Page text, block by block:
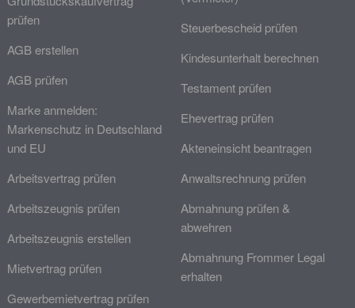
prüfen
AGB erstellen
AGB prüfen
Marke anmelden:
Markenschutz in Deutschland
und EU
Arbeitsvertrag prüfen
Arbeitszeugnis prüfen
Arbeitszeugnis erstellen
Mietvertrag prüfen
Gewerbemietvertrag prüfen
Steuerbescheid prüfen
Kindesunterhalt berechnen
Testament prüfen
Ehevertrag prüfen
Akteneinsicht beantragen
Anwaltsrechnung prüfen
Abmahnung prüfen &
abwehren
Abmahnung Frommer Legal
erhalten